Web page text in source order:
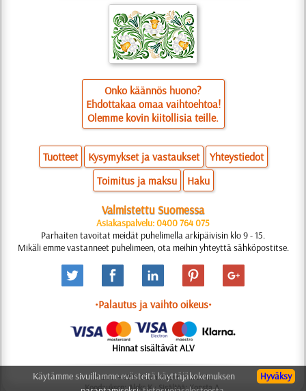
Onko käännös huono?
Ehdottakaa omaa vaihtoehtoa!
Olemme kovin kiitollisia teille.
Tuotteet Kysymykset ja vastaukset
Yhteystiedot
Toimitus ja maksu
Haku
Valmistettu Suomessa
Asiakaspalvelu: 0400 764 075
Parhaiten tavoitat meidät puhelimella arkipäivisin klo 9 - 15.
Mikäli emme vastanneet puhelimeen, ota meihin yhteyttä sähköpostitse.
•Palautus ja vaihto oikeus•
Hinnat sisältävät ALV
© 2006-2025 Suunnittelu: Natali M.
Koodauksen: Aleks K.; Sisältöä: Konsta A.
Hyväksy
Käytämme sivuillamme evästeitä käyttäjäkokemuksen